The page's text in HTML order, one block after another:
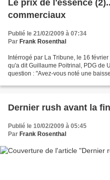
Le prix de l'essence
commerciaux
Publié le 21/02/2009 à 07:34
Par Frank Rosenthal
Intérrogé par La Tribune, le 16
qu'a dit Guillaume Poitrinal, PDG de
question : "Avez-vous noté une
Dernier rush avant la
Publié le 10/02/2009 à 05:45
Par Frank Rosenthal